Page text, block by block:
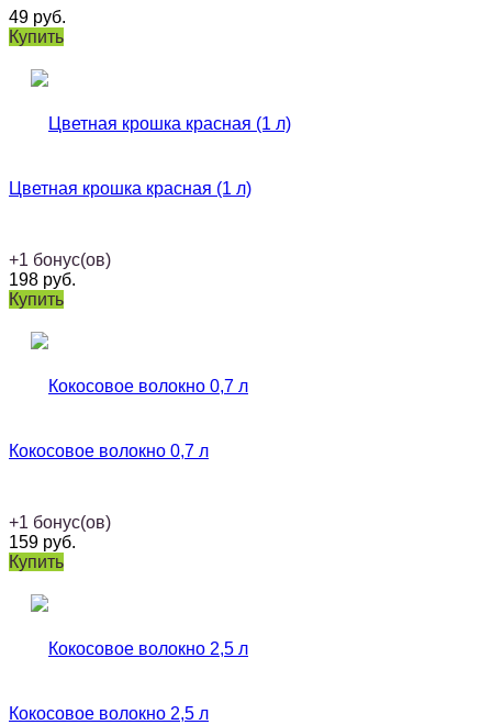
49 руб.
Купить
Цветная крошка красная (1 л)
+1 бонус(ов)
198 руб.
Купить
Кокосовое волокно 0,7 л
+1 бонус(ов)
159 руб.
Купить
Кокосовое волокно 2,5 л